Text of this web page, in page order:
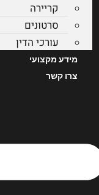
קריירה
סרטונים
עורכי הדין
מידע מקצועי
צרו קשר